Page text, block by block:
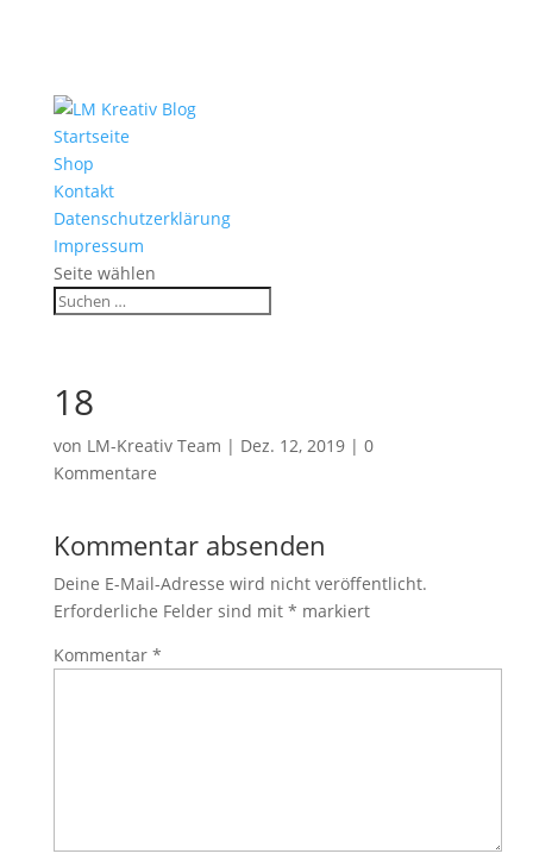
Startseite
Shop
Kontakt
Datenschutzerklärung
Impressum
Seite wählen
18
von LM-Kreativ Team | Dez. 12, 2019| 0
Kommentare
Kommentar absenden
Deine E-Mail-Adresse wird nicht veröffentlicht.
Erforderliche Felder sind mit * markiert
Kommentar *